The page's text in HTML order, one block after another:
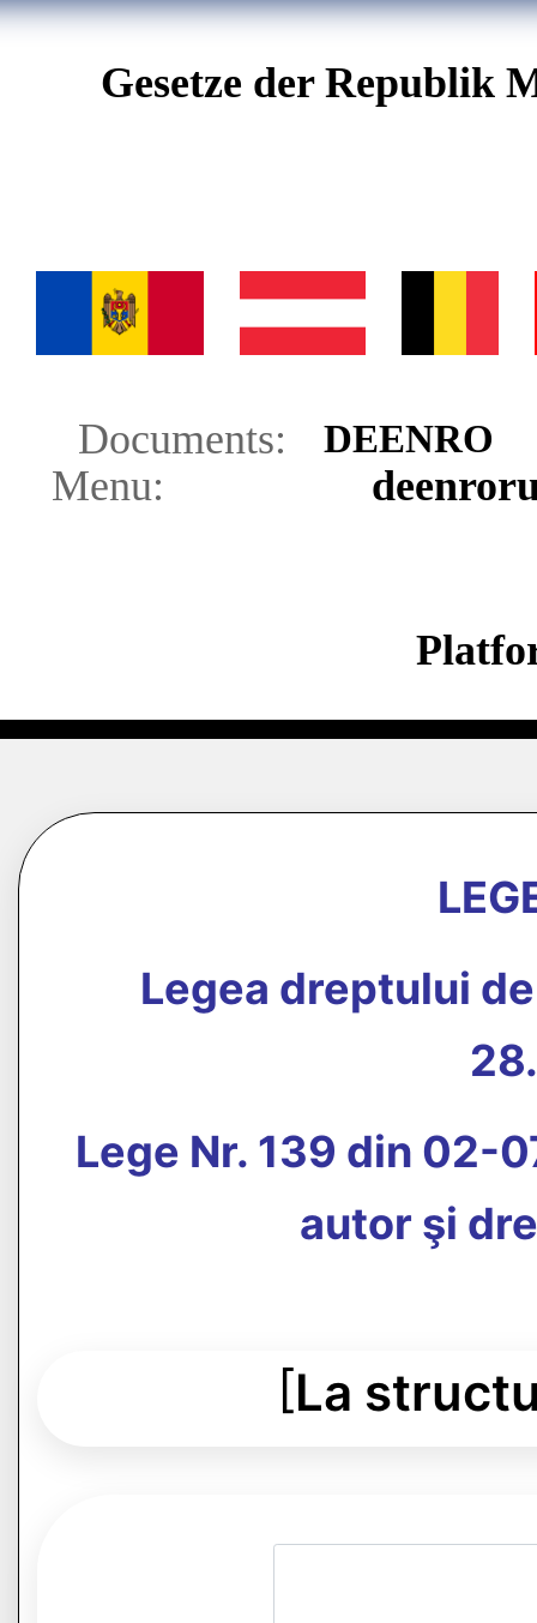
Gesetze der Republik
Documents: DEENRO
Menu: deenro
Legea dreptului
Lege Nr. 139 din 02-
autor şi
[La